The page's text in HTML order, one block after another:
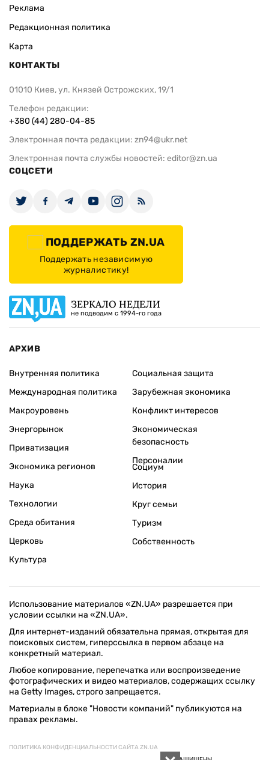
Реклама
Редакционная политика
Карта
КОНТАКТЫ
01010 Киев, ул. Князей Острожских, 19/1
Телефон редакции:
+380 (44) 280-04-85
Электронная почта редакции: zn94@ukr.net
Электронная почта службы новостей: editor@zn.ua
СОЦСЕТИ
ПОДДЕРЖАТЬ ZN.UA
Поддержать независимую
журналистику!
ЗЕРКАЛО НЕДЕЛИ
не подводим с 1994-го года
АРХИВ
Внутренняя политика
Международная политика
Макроуровень
Энергорынок
Приватизация
Экономика регионов
Социальная защита
Зарубежная экономика
Конфликт интересов
Экономическая
безопасность
Персоналии
Наука
Технологии
Среда обитания
Церковь
Культура
Социум
История
Круг семьи
Туризм
Собственность
Использование материалов «ZN.UA» разрешается при
условии ссылки на «ZN.UA».
Для интернет-изданий обязательна прямая, открытая для
поисковых систем, гиперссылка в первом абзаце на
конкретный материал.
Любое копирование, перепечатка или воспроизведение
фотографических и видео материалов, содержащих ссылку
на Getty Images, строго запрещается.
Материалы в блоке "Новости компаний" публикуются на
правах рекламы.
ПОЛИТИКА КОНФИДЕНЦИАЛЬНОСТИ САЙТА ZN.UA